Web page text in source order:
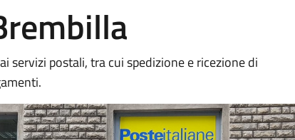
servizi postali, tra cui spedizione e ricezione di